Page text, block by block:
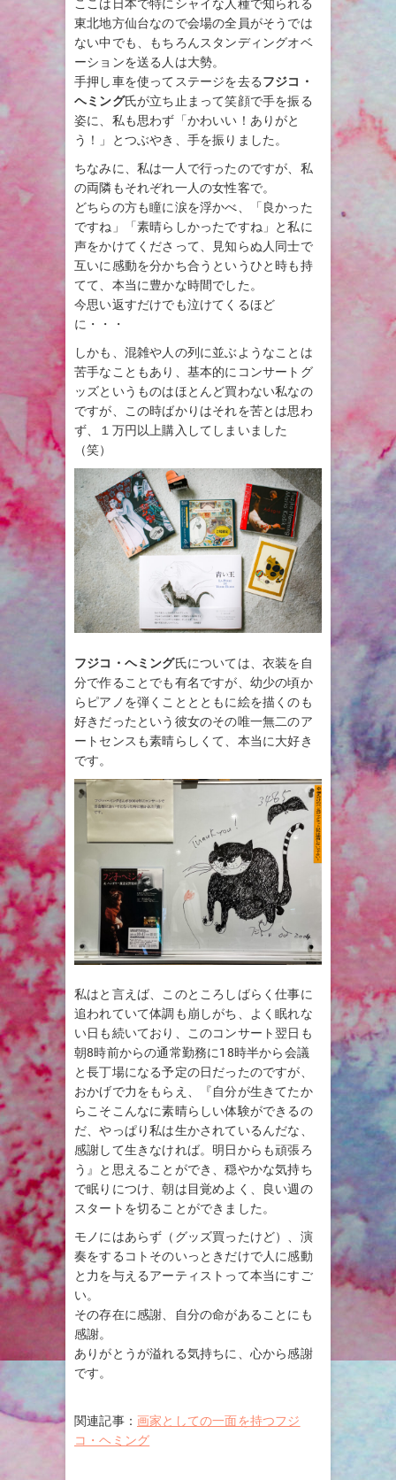
ここは日本で特にシャイな人種で知られる
東北地方仙台なので会場の全員がそうでは
ない中でも、もちろんスタンディングオベ
ーションを送る人は大勢。
手押し車を使ってステージを去るフジコ・
ヘミング氏が立ち止まって笑顔で手を振る
姿に、私も思わず「かわいい！ありがと
う！」とつぶやき、手を振りました。
ちなみに、私は一人で行ったのですが、私
の両隣もそれぞれ一人の女性客で。
どちらの方も瞳に涙を浮かべ、「良かった
ですね」「素晴らしかったですね」と私に
声をかけてくださって、見知らぬ人同士で
互いに感動を分かち合うというひと時も持
てて、本当に豊かな時間でした。
今思い返すだけでも泣けてくるほど
に・・・
しかも、混雑や人の列に並ぶようなことは
苦手なこともあり、基本的にコンサートグ
ッズというものはほとんど買わない私なの
ですが、この時ばかりはそれを苦とは思わ
ず、１万円以上購入してしまいました
（笑）
フジコ・ヘミング氏については、衣装を自
分で作ることでも有名ですが、幼少の頃か
らピアノを弾くこととともに絵を描くのも
好きだったという彼女のその唯一無二のア
ートセンスも素晴らしくて、本当に大好き
です。
私はと言えば、このところしばらく仕事に
追われていて体調も崩しがち、よく眠れな
い日も続いており、このコンサート翌日も
朝8時前からの通常勤務に18時半から会議
と長丁場になる予定の日だったのですが、
おかげで力をもらえ、『自分が生きてたか
らこそこんなに素晴らしい体験ができるの
だ、やっぱり私は生かされているんだな、
感謝して生きなければ。明日からも頑張ろ
う』と思えることができ、穏やかな気持ち
で眠りにつけ、朝は目覚めよく、良い週の
スタートを切ることができました。
モノにはあらず（グッズ買ったけど）、演
奏をするコトそのいっときだけで人に感動
と力を与えるアーティストって本当にすご
い。
その存在に感謝、自分の命があることにも
感謝。
ありがとうが溢れる気持ちに、心から感謝
です。
関連記事： 画家としての一面を持つフジ
コ・ヘミング